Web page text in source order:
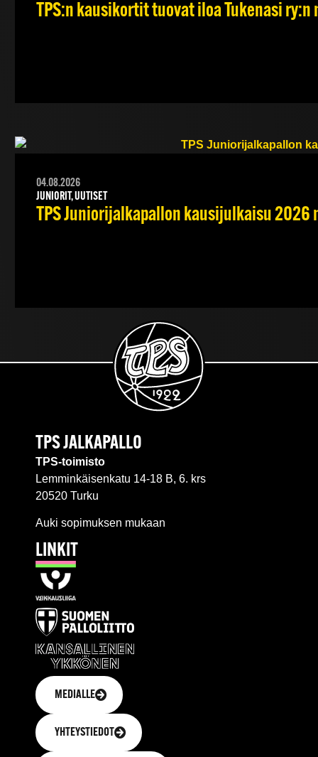
TPS:n kausikortit tuovat iloa Tukenasi
04.08.2026
JUNIORIT, UUTISET
TPS Juniorijalkapallon kausijulkaisu 2026
TPS JALKAPALLO
TPS-toimisto
Lemminkäisenkatu 14-18 B, 6. krs
20520 Turku
Auki sopimuksen mukaan
LINKIT
MEDIALLE
YHTEYSTIEDOT